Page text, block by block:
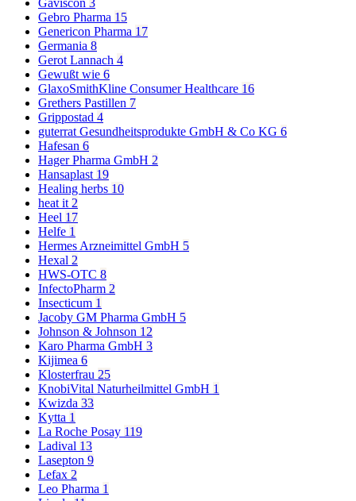
Gebro Pharma 15
Genericon Pharma 17
Germania 8
Gerot Lannach 4
Gewußt wie 6
GlaxoSmithKline Consumer Healthcare 16
Grethers Pastillen 7
Grippostad 4
guterrat Gesundheitsprodukte GmbH & Co KG 6
Hafesan 6
Hager Pharma GmbH 2
Hansaplast 19
Healing herbs 10
heat it 2
Heel 17
Helfe 1
Hermes Arzneimittel GmbH 5
Hexal 2
HWS-OTC 8
InfectoPharm 2
Insecticum 1
Jacoby GM Pharma GmbH 5
Johnson & Johnson 12
Karo Pharma GmbH 3
Kijimea 6
Klosterfrau 25
KnobiVital Naturheilmittel GmbH 1
Kwizda 33
Kytta 1
La Roche Posay 119
Ladival 13
Lasepton 9
Lefax 2
Leo Pharma 1